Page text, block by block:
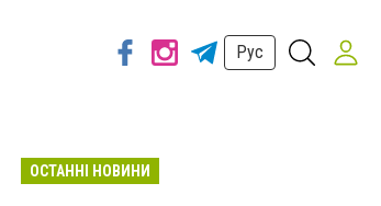
Рус
ОСТАННІ НОВИНИ